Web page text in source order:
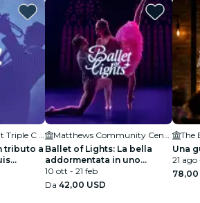
The Barrel Room at Triple C Brewing
tributo a
Matthews Community Center
Ballet of Lights: La bella
addormentata in uno
spettacolo scintillante
10 ott - 21 feb
Da 42,00 USD
Una
21 ago
78,00